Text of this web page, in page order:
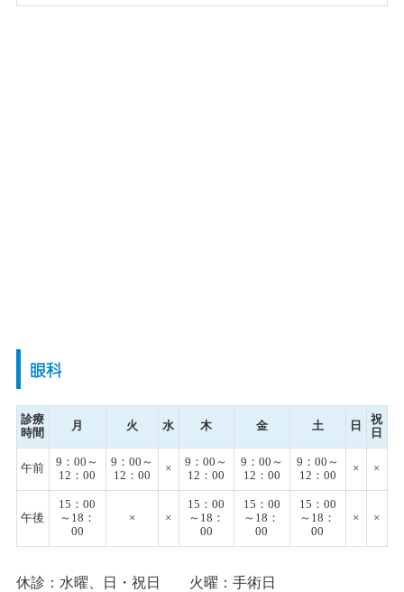
眼科
診療
時間
月 火 水 木 金 土 日
祝
日
午前
9：00～
12：00
9：00～
12：00
×
9：00～
12：00
9：00～
12：00
9：00～
12：00
× ×
午後
15：00
～18：
00
× ×
15：00
～18：
00
15：00
～18：
00
15：00
～18：
00
× ×
休診：水曜、日・祝日 火曜：手術日